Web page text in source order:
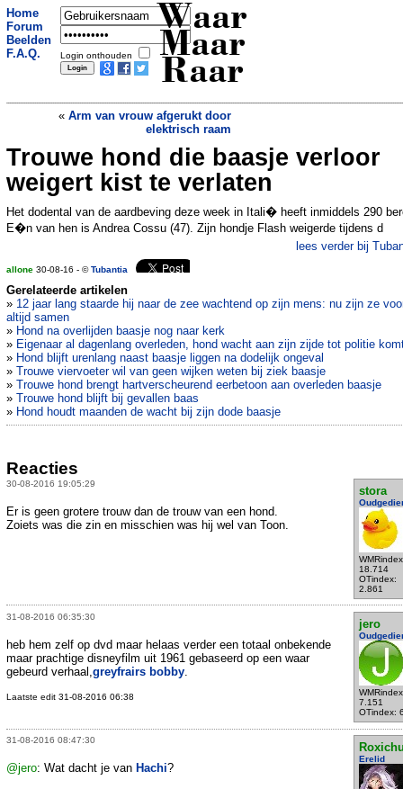
Home
Forum
Beelden
F.A.Q.
Login onthouden
Waar
Maar
Raar
« Arm van vrouw afgerukt door
elektrisch raam
Bliksem doodt meer dan 300 rendieren
in Noorwegen»
Trouwe hond die baasje verloor
weigert kist te verlaten
Het dodental van de aardbeving deze week in Itali� heeft inmiddels 290
E�n van hen is Andrea Cossu (47). Zijn hondje Flash weigerde tijdens d
lees verder bij
allone 30-08-16 - ©Tubantia
Gerelateerde artikelen
» 12 jaar lang staarde hij naar de zee wachtend op zijn mens: nu zijn ze
altijd samen
» Hond na overlijden baasje nog naar kerk
» Eigenaar al dagenlang overleden, hond wacht aan zijn zijde tot politie
» Hond blijft urenlang naast baasje liggen na dodelijk ongeval
» Trouwe viervoeter wil van geen wijken weten bij ziek baasje
» Trouwe hond brengt hartverscheurend eerbetoon aan overleden baasje
» Trouwe hond blijft bij gevallen baas
» Hond houdt maanden de wacht bij zijn dode baasje
Reacties
30-08-2016 19:05:29
stora
18.714
OTindex:
2.861
Er is geen grotere trouw dan de trouw van een hond.
Zoiets was die zin en misschien was hij wel van Toon.
31-08-2016 06:35:30
jero
7.151
OTindex:
heb hem zelf op dvd maar helaas verder een totaal onbekende
maar prachtige disneyfilm uit 1961 gebaseerd op een waar
gebeurd verhaal, greyfrairs bobby
Laatste edit 31-08-2016 06:38
31-08-2016 08:47:30
Erelid
@jero: Wat dacht je van Hachi?